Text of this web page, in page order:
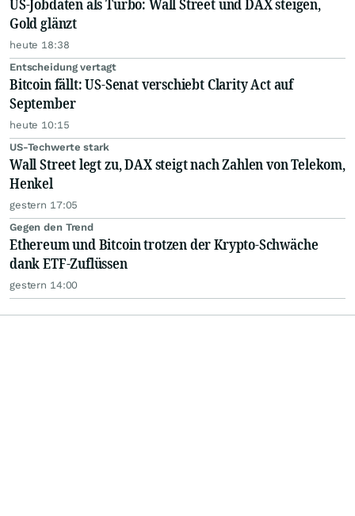
US-Jobdaten als Turbo: Wall Street und DAX steigen,
Gold glänzt
heute 18:38
Entscheidung vertagt
Bitcoin fällt: US-Senat verschiebt Clarity Act auf
September
heute 10:15
US-Techwerte stark
Wall Street legt zu, DAX steigt nach Zahlen von Telekom,
Henkel
gestern 17:05
Gegen den Trend
Ethereum und Bitcoin trotzen der Krypto-Schwäche
dank ETF-Zuflüssen
gestern 14:00